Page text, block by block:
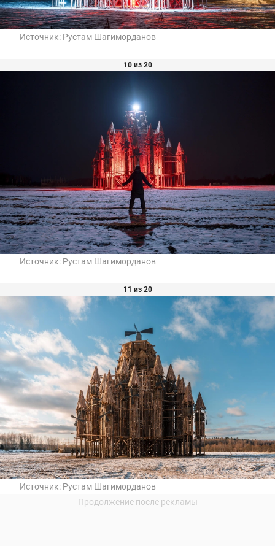
Источник: Рустам Шагиморданов
10 из 20
Источник: Рустам Шагиморданов
11 из 20
Источник: Рустам Шагиморданов